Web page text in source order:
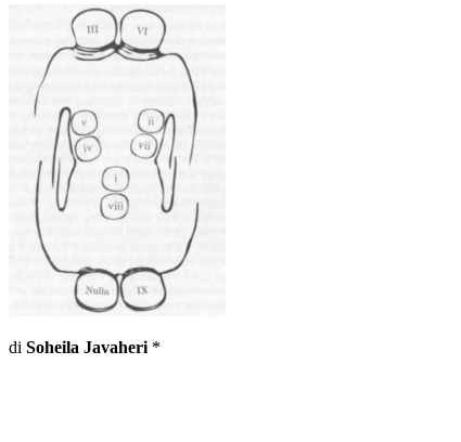
di Soheila Javaheri *